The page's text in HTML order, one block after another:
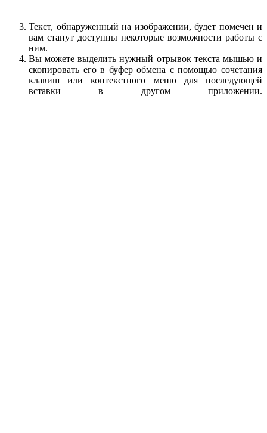
Текст, обнаруженный на изображении, будет помечен и
вам станут доступны некоторые возможности работы с
ним.
Вы можете выделить нужный отрывок текста мышью и
скопировать его в буфер обмена с помощью сочетания
клавиш или контекстного меню для последующей
вставки в другом приложении.